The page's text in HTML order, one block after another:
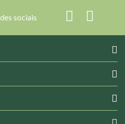
sociais